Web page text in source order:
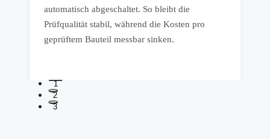
automatisch abgeschaltet. So bleibt die
Prüfqualität stabil, während die Kosten pro
geprüftem Bauteil messbar sinken.
1
2
3